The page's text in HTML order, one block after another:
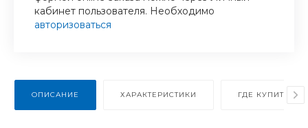
кабинет пользователя. Необходимо
авторизоваться
ОПИСАНИЕ ХАРАКТЕРИСТИКИ ГДЕ КУПИТЬ В